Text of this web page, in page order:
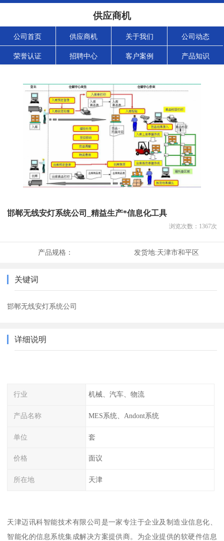
供应商机
公司首页 供应商机 关于我们 公司动态
荣誉认证 招聘中心 客户案例 产品知识
邯郸无线安灯系统公司_精益生产*信息化工具
浏览次数： 1367次
产品规格： 发货地:天津市和平区
关键词
邯郸无线安灯系统公司
详细说明
行业 机械、汽车、物流
产品名称 MES系统、Andont系统
单位 套
价格 面议
所在地 天津
天津迈讯科智能技术有限公司是一家专注于企业及制造业信息化、
智能化的信息系统集成解决方案提供商。为企业提供的软硬件信息